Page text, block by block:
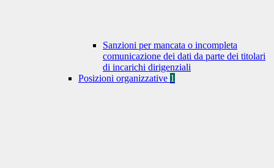
Sanzioni per mancata o incompleta
comunicazione dei dati da parte dei titolari
di incarichi dirigenziali
Posizioni organizzative 1